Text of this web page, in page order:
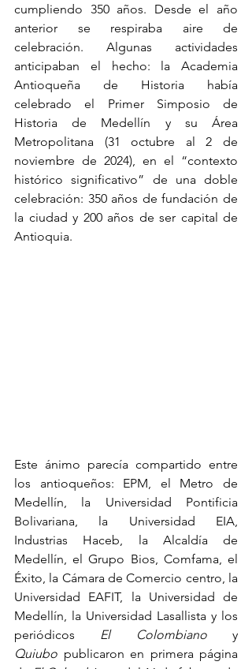
cumpliendo 350 años. Desde el año
anterior se respiraba aire de
celebración. Algunas actividades
anticipaban el hecho: la Academia
Antioqueña de Historia había
celebrado el Primer Simposio de
Historia de Medellín y su Área
Metropolitana (31 octubre al 2 de
noviembre de 2024), en el “contexto
histórico significativo” de una doble
celebración: 350 años de fundación de
la ciudad y 200 años de ser capital de
Antioquia.
Este ánimo parecía compartido entre
los antioqueños: EPM, el Metro de
Medellín, la Universidad Pontificia
Bolivariana, la Universidad EIA,
Industrias Haceb, la Alcaldía de
Medellín, el Grupo Bios, Comfama, el
Éxito, la Cámara de Comercio centro, la
Universidad EAFIT, la Universidad de
Medellín, la Universidad Lasallista y los
periódicos El Colombiano
Quiubo publicaron en primera página